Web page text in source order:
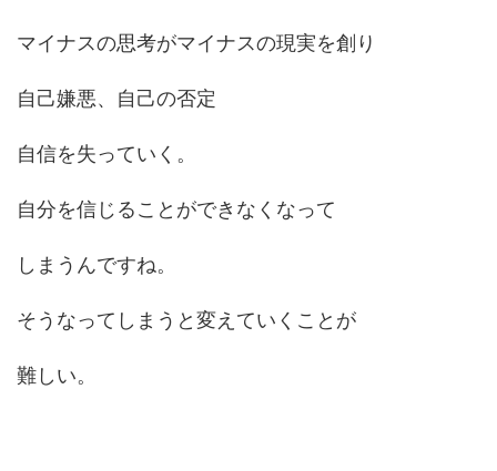
マイナスの思考がマイナスの現実を創り
自己嫌悪、自己の否定
自信を失っていく。
自分を信じることができなくなって
しまうんですね。
そうなってしまうと変えていくことが
難しい。